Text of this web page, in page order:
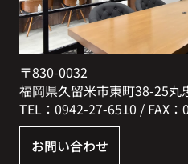
〒830-0032
福岡県久留米市東町38-25丸
TEL：0942-27-6510 / FAX
お問い合わせ